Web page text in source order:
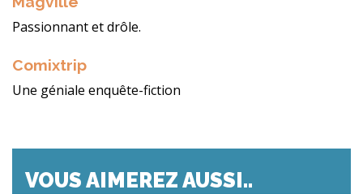
Passionnant et drôle.
Comixtrip
Une géniale enquête-fiction
VOUS AIMEREZ AUSSI..